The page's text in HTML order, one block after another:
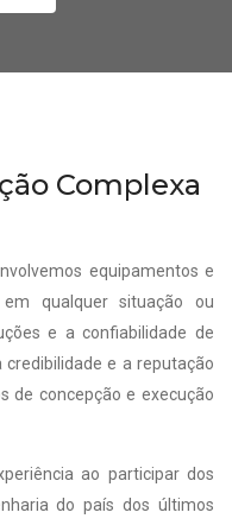
Complexa
equipamentos e
qualquer situação ou
e a confiabilidade de
e a reputação
de concepção e execução
ao participar dos
do país dos últimos